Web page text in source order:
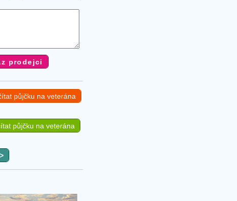
půjčku na veterána
půjčku na veterána
>